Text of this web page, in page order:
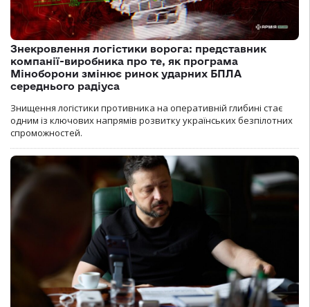
Знекровлення логістики ворога: представник
компанії-виробника про те, як програма
Міноборони змінює ринок ударних БПЛА
середнього радіуса
Знищення логістики противника на оперативній глибині стає
одним із ключових напрямів розвитку українських безпілотних
спроможностей.